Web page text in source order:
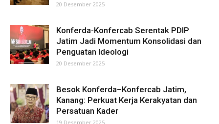
20 Desember 2025
Konferda-Konfercab Serentak PDIP
Jatim Jadi Momentum Konsolidasi dan
Penguatan Ideologi
20 Desember 2025
Besok Konferda–Konfercab Jatim,
Kanang: Perkuat Kerja Kerakyatan dan
Persatuan Kader
19 Desember 2025